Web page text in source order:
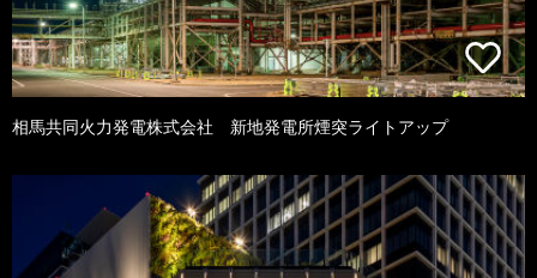
相馬共同火力発電株式会社 新地発電所煙突ライトアップ